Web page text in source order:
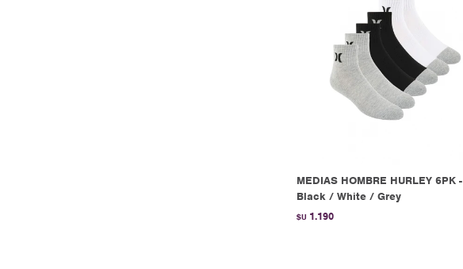
MEDIAS HOMBRE HURLEY 6PK -
Black / White / Grey
$U 1.190